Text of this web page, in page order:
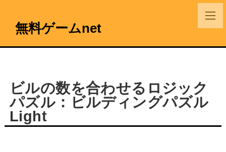
無料ゲームnet
ビルの数を合わせるロジック
パズル：ビルディングパズル
Light